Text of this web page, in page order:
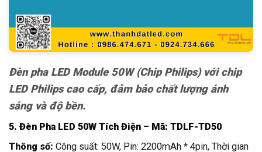
Đèn pha LED Module 50W (Chip Philips) với chip
LED Philips cao cấp, đảm bảo chất lượng ánh
sáng và độ bền.
5. Đèn Pha LED 50W Tích Điện – Mã: TDLF-TD50
Thông số: Công suất: 50W, Pin: 2200mAh * 4pin, Thời gian